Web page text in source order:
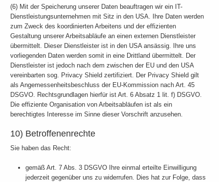
(6) Mit der Speicherung unserer Daten beauftragen wir ein IT-
Dienstleistungsunternehmen mit Sitz in den USA. Ihre Daten werden
zum Zweck des koordinierten Arbeitens und der effizienten
Gestaltung unserer Arbeitsabläufe an einen externen Dienstleister
übermittelt. Dieser Dienstleister ist in den USA ansässig. Ihre uns
vorliegenden Daten werden somit in eine Drittland übermittelt. Der
Dienstleister ist jedoch nach dem zwischen der EU und den USA
vereinbarten sog. Privacy Shield zertifiziert. Der Privacy Shield gilt
als Angemessenheitsbeschluss der EU-Kommission nach Art. 45
DSGVO. Rechtsgrundlagen hierfür ist Art. 6 Absatz 1 lit. f) DSGVO.
Die effiziente Organisation von Arbeitsabläufen ist als ein
berechtigtes Interesse im Sinne dieser Vorschrift anzusehen.
10) Betroffenenrechte
Sie haben das Recht:
gemäß Art. 7 Abs. 3 DSGVO Ihre einmal erteilte Einwilligung
jederzeit gegenüber uns zu widerrufen. Dies hat zur Folge, dass